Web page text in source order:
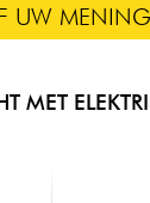
UW MENING
MET